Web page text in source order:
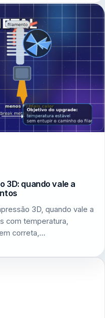
3D: quando vale a
3D, quando vale a
com temperatura,
correta,…